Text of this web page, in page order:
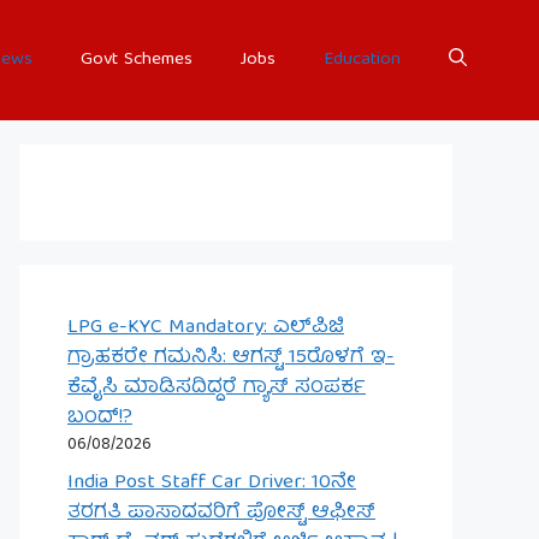
Govt Schemes Jobs Education
LPG e-KYC Mandatory: ಎಲ್‌ಪಿಜಿ
ಗ್ರಾಹಕರೇ ಗಮನಿಸಿ: ಆಗಸ್ಟ್ 15ರೊಳಗೆ ಇ-
ಕೆವೈಸಿ ಮಾಡಿಸದಿದ್ದರೆ ಗ್ಯಾಸ್ ಸಂಪರ್ಕ
ಬಂದ್!?
06/08/2026
India Post Staff Car Driver: 10ನೇ
ತರಗತಿ ಪಾಸಾದವರಿಗೆ ಪೋಸ್ಟ್ ಆಫೀಸ್